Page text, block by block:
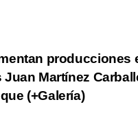
er gr
a
m
p
ar
tir
producciones
Juan Martínez
(+Galería)